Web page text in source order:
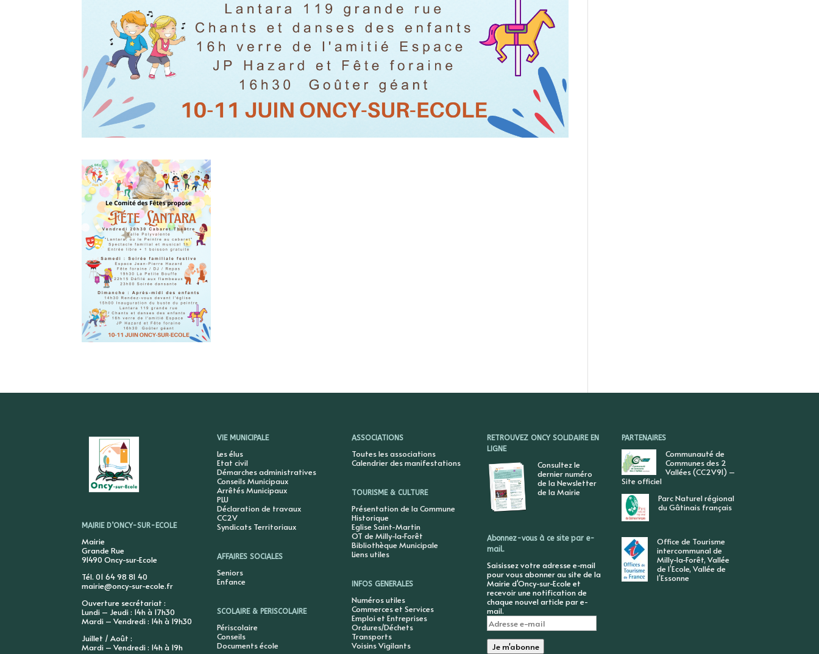
MAIRIE D’ONCY-SUR-ECOLE
Mairie
Grande Rue
91490 Oncy-sur-Ecole
Tél. 01 64 98 81 40
mairie@oncy-sur-ecole.fr
Ouverture secrétariat :
Lundi – Jeudi : 14h à 17h30
Mardi – Vendredi : 14h à 19h30
Juillet / Août :
Mardi – Vendredi : 14h à 19h
VIE MUNICIPALE
Les élus
Etat civil
Démarches administratives
Conseils Municipaux
Arrêtés Municipaux
PLU
Déclaration de travaux
CC2V
Syndicats Territoriaux
AFFAIRES SOCIALES
Seniors
Enfance
SCOLAIRE & PERISCOLAIRE
Périscolaire
Conseils
Documents école
ASSOCIATIONS
Toutes les associations
Calendrier des manifestations
TOURISME & CULTURE
Présentation de la Commune
Historique
Eglise Saint-Martin
OT de Milly-la-Forêt
Bibliothèque Municipale
Liens utiles
INFOS GENERALES
Numéros utiles
Commerces et Services
Emploi et Entreprises
Ordures/Déchets
Transports
Voisins Vigilants
RETROUVEZ ONCY SOLIDAIRE EN
LIGNE
Consultez le
dernier numéro
de la Newsletter
de la Mairie
Abonnez-vous à ce site par e-
mail.
Saisissez votre adresse e-mail
pour vous abonner au site de la
Mairie d'Oncy-sur-Ecole et
recevoir une notification de
chaque nouvel article par e-
mail.
Adresse
e-
mail
Je m'abonne
PARTENAIRES
Communauté de
Communes des 2
Vallées (CC2V91) –
Site officiel
Parc Naturel régional
du Gâtinais français
Office de Tourisme
intercommunal de
Milly-la-Forêt, Vallée
de l’Ecole, Vallée de
l’Essonne